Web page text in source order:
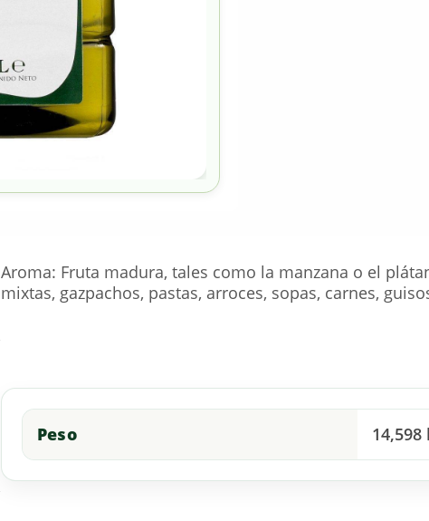
Aroma: Fruta madura, tales como la manzana o el
mixtas, gazpachos, pastas, arroces, sopas, carnes,
Peso 14,598